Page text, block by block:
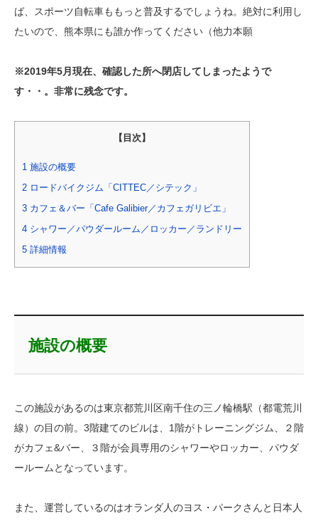
ば、スポーツ自転車ももっと普及するでしょうね。絶対に利用し
たいので、熊本県にも誰か作ってください（他力本願
※2019年5月現在、確認した所へ閉店してしまったようで
す・・。非常に残念です。
【目次】
1 施設の概要
2 ロードバイクジム「CITTEC／シテック」
3 カフェ＆バー「Cafe Galibier／カフェガリビエ」
4 シャワー／パウダールーム／ロッカー／ランドリー
5 詳細情報
施設の概要
この施設があるのは東京都荒川区南千住の三ノ輪橋駅（都電荒川
線）の目の前。3階建てのビルは、1階がトレーニングジム、２階
がカフェ&バー、３階が会員専用のシャワーやロッカー、パウダ
ールームとなっています。
また、運営しているのはオランダ人のヨス・パークさんと日本人